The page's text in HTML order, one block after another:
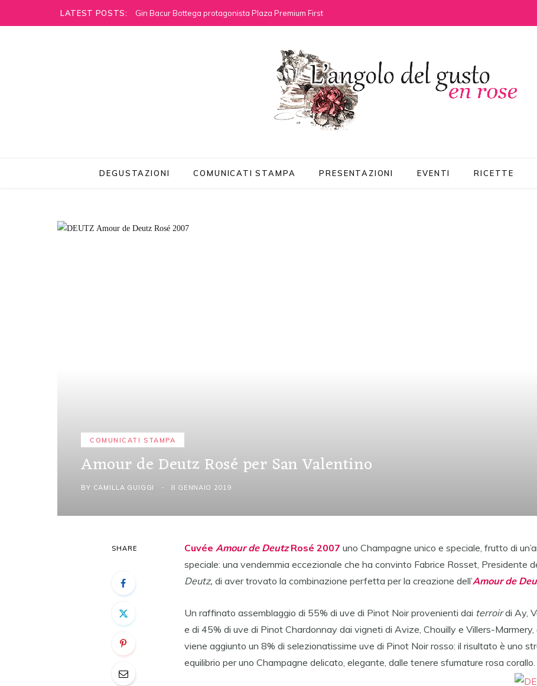
LATEST POSTS: Gin Bacur Bottega protagonista Plaza Premium First
DEGUSTAZIONI COMUNICATI STAMPA PRESENTAZIONI EVENTI RICETTE
COMUNICATI STAMPA
Amour de Deutz Rosé per San Valentino
BY CAMILLA GUIGGI 8 GENNAIO 2019
SHARE Cuvée Amour de DeutzRosé 2007 uno Champagne unico e speciale, frutto di
speciale: una vendemmia eccezionale che ha convinto Fabrice Rosset, Presidente
Deutz, di aver trovato la combinazione perfetta per la creazione dell’Amour de
Un raffinato assemblaggio di 55% di uve di Pinot Noir provenienti dai terroirdi Ay,
e di 45% di uve di Pinot Chardonnay dai vigneti di Avize, Chouilly e Villers-Marmery,
viene aggiunto un 8% di selezionatissime uve di Pinot Noir rosso: il risultato è uno
equilibrio per uno Champagne delicato, elegante, dalle tenere sfumature rosa corallo.